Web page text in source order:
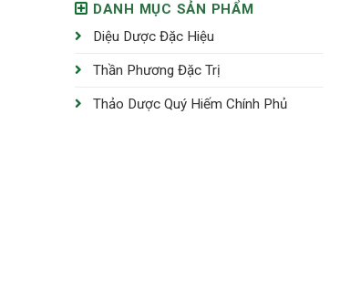
DANH MỤC SẢN PHẨM
Diệu Dược Đặc Hiệu
Thần Phương Đặc Trị
Thảo Dược Quý Hiếm Chính Phủ